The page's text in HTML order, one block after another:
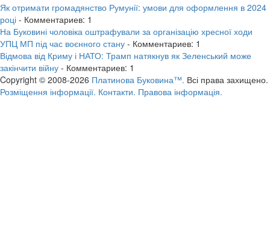
Як отримати громадянство Румунії: умови для оформлення в 2024
році - Комментариев: 1
На Буковині чоловіка оштрафували за організацію хресної ходи
УПЦ МП під час воєнного стану - Комментариев: 1
Відмова від Криму і НАТО: Трамп натякнув як Зеленський може
закінчити війну - Комментариев: 1
Copyright © 2008-2026 Платинова Буковина™. Всі права захищено.
Розміщення інформації. Контакти. Правова інформація.